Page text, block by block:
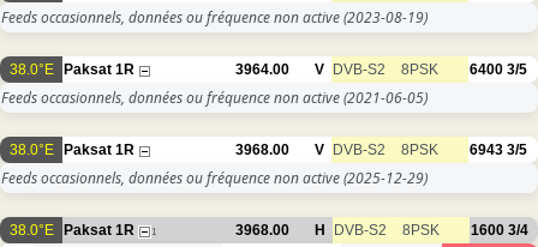
Feeds occasionnels, données ou fréquence non active(2023-08-19)
38.0°E Paksat 1R 3964.00 V DVB-S2 8PSK 6400 3/5
Feeds occasionnels, données ou fréquence non active(2021-06-05)
38.0°E Paksat 1R 3968.00 V DVB-S2 8PSK 6943 3/5
Feeds occasionnels, données ou fréquence non active(2025-12-29)
38.0°E Paksat 1R 1 3968.00 H DVB-S2 8PSK 1600 3/4